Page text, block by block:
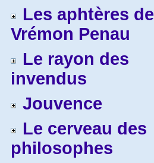
Les aphtères de
Vrémon Penau
Le rayon des
invendus
Jouvence
Le cerveau des
philosophes